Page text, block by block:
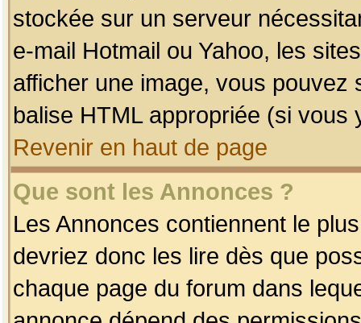
stockée sur un serveur
e-mail Hotmail ou Yahoo, les
afficher une image, vous pouvez
balise HTML appropriée (si vous
Revenir en haut de page
Que sont les Annonces ?
Les Annonces contiennent le
devriez donc les lire dès que
chaque page du forum dans